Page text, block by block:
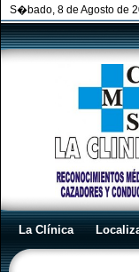
S�bado, 8 de Agosto de
La Clínica